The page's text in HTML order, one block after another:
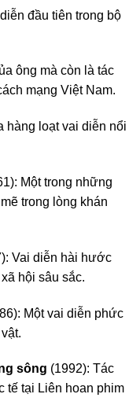
đầu tiên trong bộ
ông mà còn là tác
mạng Việt Nam.
hàng loạt vai diễn nổi
Một trong những
trong lòng khán
Vai diễn hài hước
hội sâu sắc.
Một vai diễn phức
sông (1992): Tác
tế tại Liên hoan phim